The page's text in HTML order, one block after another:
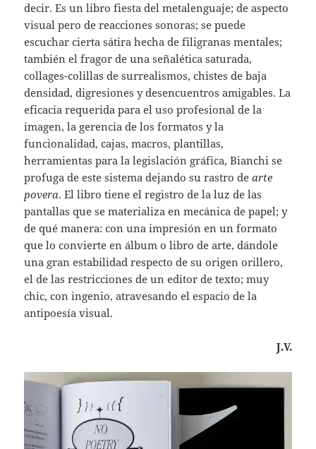
decir. Es un libro fiesta del metalenguaje; de aspecto
visual pero de reacciones sonoras; se puede
escuchar cierta sátira hecha de filigranas mentales;
también el fragor de una señalética saturada,
collages-colillas de surrealismos, chistes de baja
densidad, digresiones y desencuentros amigables. La
eficacia requerida para el uso profesional de la
imagen, la gerencia de los formatos y la
funcionalidad, cajas, macros, plantillas,
herramientas para la legislación gráfica, Bianchi se
profuga de este sistema dejando su rastro de arte
povera. El libro tiene el registro de la luz de las
pantallas que se materializa en mecánica de papel; y
de qué manera: con una impresión en un formato
que lo convierte en álbum o libro de arte, dándole
una gran estabilidad respecto de su origen orillero,
el de las restricciones de un editor de texto; muy
chic, con ingenio, atravesando el espacio de la
antipoesía visual.
J.V.